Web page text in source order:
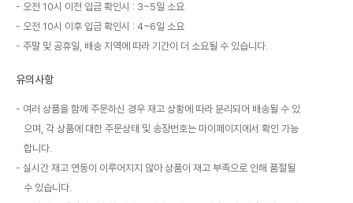
오전 10시 이전 입금 확인시 : 3~5일 소요
오전 10시 이후 입금 확인시 : 4~6일 소요
주말 및 공휴일, 배송 지역에 따라 기간이 더 소요될 수 있습니다.
유의사항
여러 상품을 함께 주문하신 경우 재고 상황에 따라 분리되어 배송될 수 있
으며, 각 상품에 대한 주문상태 및 송장번호는 마이페이지에서 확인 가능
합니다.
실시간 재고 연동이 이루어지지 않아 상품이 재고 부족으로 인해 품절될
수 있습니다.